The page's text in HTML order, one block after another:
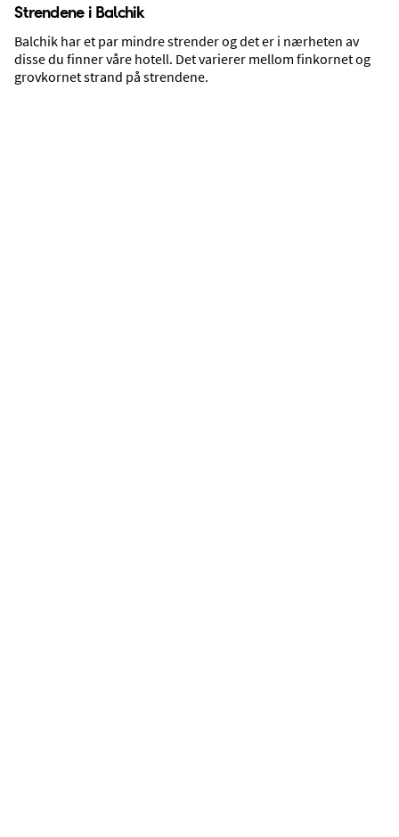
Strendene i Balchik
Balchik har et par mindre strender og det er i nærheten av
disse du finner våre hotell. Det varierer mellom finkornet og
grovkornet strand på strendene.